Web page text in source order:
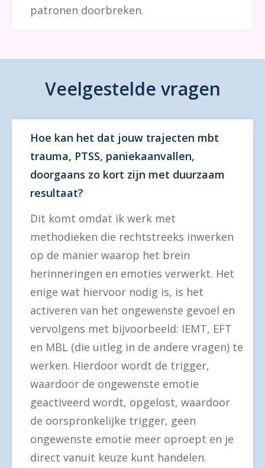
patronen doorbreken.
Veelgestelde vragen
Hoe kan het dat jouw trajecten mbt
trauma, PTSS, paniekaanvallen,
doorgaans zo kort zijn met duurzaam
resultaat?
Dit komt omdat ik werk met
methodieken die rechtstreeks inwerken
op de manier waarop het brein
herinneringen en emoties verwerkt. Het
enige wat hiervoor nodig is, is het
activeren van het ongewenste gevoel en
vervolgens met bijvoorbeeld: IEMT, EFT
en MBL (die uitleg in de andere vragen) te
werken. Hierdoor wordt de trigger,
waardoor de ongewenste emotie
geactiveerd wordt, opgelost, waardoor
de oorspronkelijke trigger, geen
ongewenste emotie meer oproept en je
direct vanuit keuze kunt handelen.